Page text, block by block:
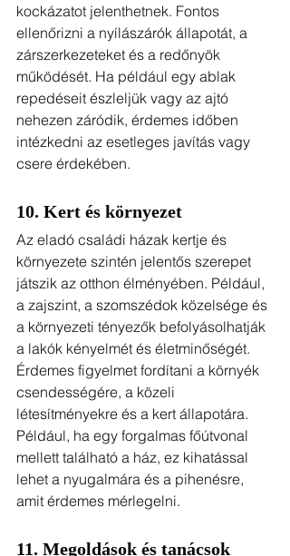
kockázatot jelenthetnek. Fontos
ellenőrizni a nyílászárók állapotát, a
zárszerkezeteket és a redőnyök
működését. Ha például egy ablak
repedéseit észleljük vagy az ajtó
nehezen záródik, érdemes időben
intézkedni az esetleges javítás vagy
csere érdekében.
10. Kert és környezet
Az eladó családi házak kertje és
környezete szintén jelentős szerepet
játszik az otthon élményében. Például,
a zajszint, a szomszédok közelsége és
a környezeti tényezők befolyásolhatják
a lakók kényelmét és életminőségét.
Érdemes figyelmet fordítani a környék
csendességére, a közeli
létesítményekre és a kert állapotára.
Például, ha egy forgalmas főútvonal
mellett található a ház, ez kihatással
lehet a nyugalmára és a pihenésre,
amit érdemes mérlegelni.
11. Megoldások és tanácsok